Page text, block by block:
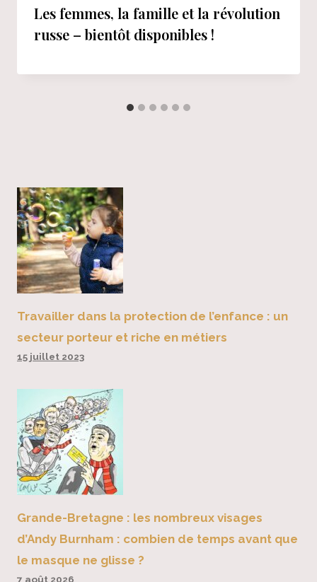
Les femmes, la famille et la révolution
russe – bientôt disponibles !
Travailler dans la protection de l’enfance : un
secteur porteur et riche en métiers
15 juillet 2023
Grande-Bretagne : les nombreux visages
d’Andy Burnham : combien de temps avant que
le masque ne glisse ?
7 août 2026